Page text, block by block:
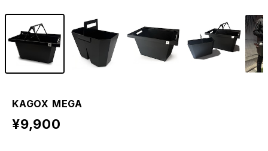
KAGOX MEGA
¥9,900